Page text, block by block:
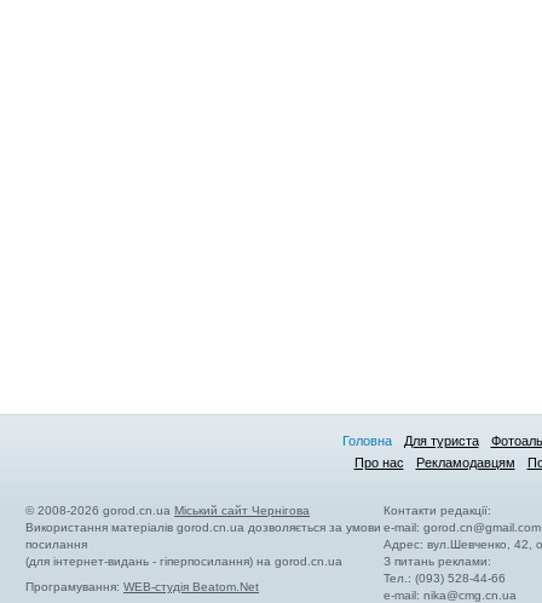
Головна Для туриста
Про нас
Рекламодавцям
© 2008-2026 gorod.cn.ua Міський сайт Чернігова
Використання матеріалів gorod.cn.ua дозволяється за умови
посилання
(для інтернет-видань - гіперпосилання) на gorod.cn.ua
Програмування: WEB-студія Beatom.Net
Контакти редакції:
e-mail:gorod.cn@gmail.com
Адрес: вул.Шевченко, 42,
З питань реклами:
Тел.: (093) 528-44-66
e-mail:nika@cmg.cn.ua